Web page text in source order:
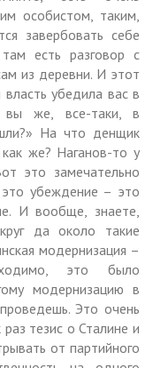
особистом, таким,
завербовать себе
есть разговор с
из деревни. И этот
убедила вас в
вы же, все-таки, в
На что денщик
же? Наганов-то у
это замечательно
убеждение – это
И вообще, знаете,
да около такие
модернизация –
это было
модернизацию в
Это очень
тезис о Сталине и
от партийного